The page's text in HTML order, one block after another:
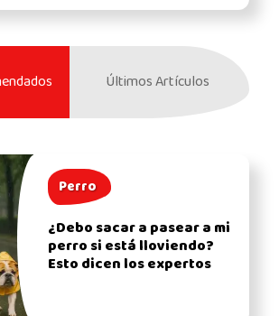
Últimos Artículos
Perro
¿Debo sacar a pasear a mi
perro si está lloviendo?
Esto dicen los expertos